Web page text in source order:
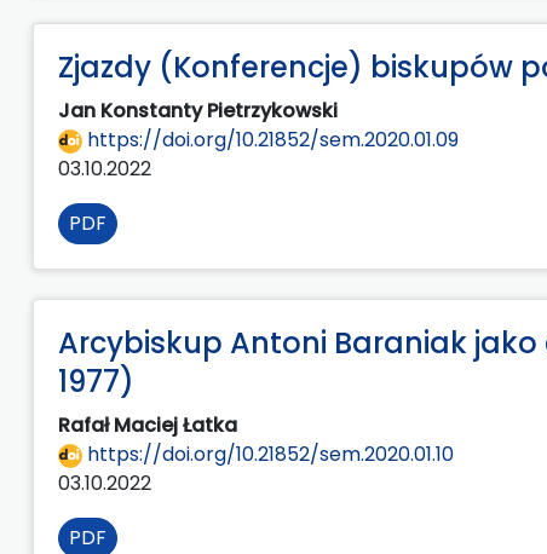
Zjazdy (Konferencje) biskupów
Jan Konstanty Pietrzykowski
https://doi.org/10.21852/sem.2020.01.09
03.10.2022
PDF
Arcybiskup Antoni Baraniak jako
1977)
Rafał Maciej Łatka
https://doi.org/10.21852/sem.2020.01.10
03.10.2022
PDF